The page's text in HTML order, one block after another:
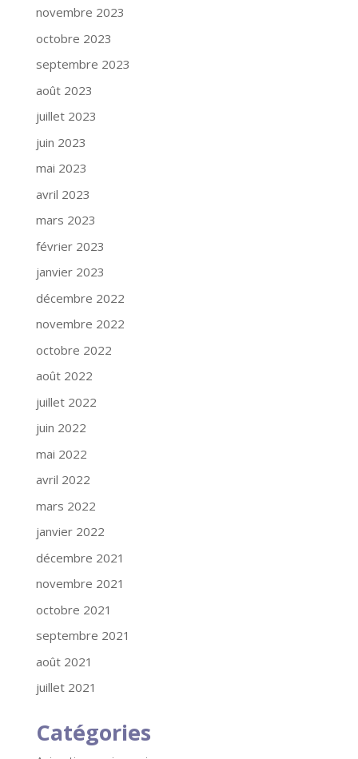
novembre 2023
octobre 2023
septembre 2023
août 2023
juillet 2023
juin 2023
mai 2023
avril 2023
mars 2023
février 2023
janvier 2023
décembre 2022
novembre 2022
octobre 2022
août 2022
juillet 2022
juin 2022
mai 2022
avril 2022
mars 2022
janvier 2022
décembre 2021
novembre 2021
octobre 2021
septembre 2021
août 2021
juillet 2021
Catégories